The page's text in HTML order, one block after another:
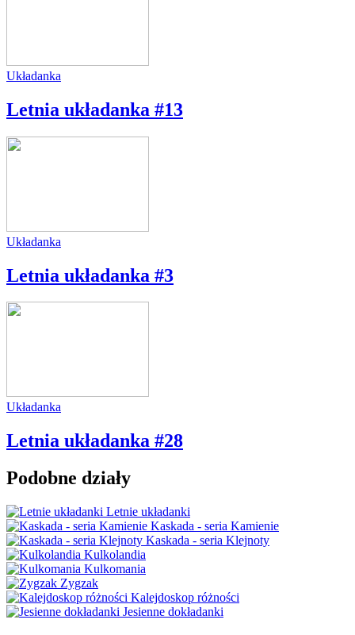
Układanka
Letnia układanka #13
Układanka
Letnia układanka #3
Układanka
Letnia układanka #28
Podobne działy
Letnie układanki
Kaskada - seria Kamienie
Kaskada - seria Klejnoty
Kulkolandia
Kulkomania
Zygzak
Kalejdoskop różności
Jesienne dokładanki